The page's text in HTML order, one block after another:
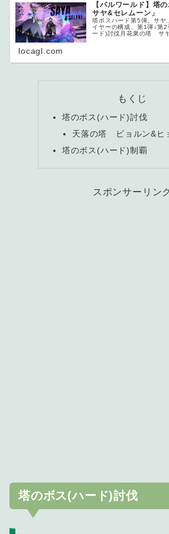
【パルワールド】塔
サヤ&セレムーン」
塔ボスハード第5弾。サヤ
イヤーの構成、第1弾↓第
ード)討伐月花衆の塔 サ
locagl.com
もくじ
塔のボス(ハード)討伐
天落の塔 ビョルン&ヒ
塔のボス(ハード)制覇
スポンサーリンク
塔のボス(ハード)討伐